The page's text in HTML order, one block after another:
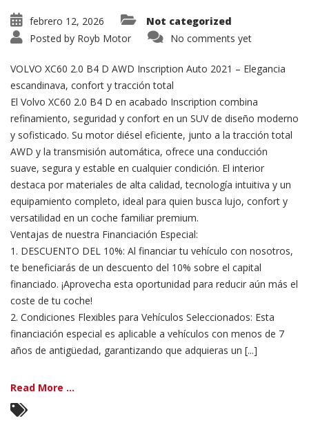
febrero 12, 2026
Not categorized
Posted by Royb Motor No comments yet
VOLVO XC60 2.0 B4 D AWD Inscription Auto 2021 – Elegancia
escandinava, confort y tracción total
El Volvo XC60 2.0 B4 D en acabado Inscription combina
refinamiento, seguridad y confort en un SUV de diseño moderno
y sofisticado. Su motor diésel eficiente, junto a la tracción total
AWD y la transmisión automática, ofrece una conducción
suave, segura y estable en cualquier condición. El interior
destaca por materiales de alta calidad, tecnología intuitiva y un
equipamiento completo, ideal para quien busca lujo, confort y
versatilidad en un coche familiar premium.
Ventajas de nuestra Financiación Especial:
1. DESCUENTO DEL 10%: Al financiar tu vehículo con nosotros,
te beneficiarás de un descuento del 10% sobre el capital
financiado. ¡Aprovecha esta oportunidad para reducir aún más el
coste de tu coche!
2. Condiciones Flexibles para Vehículos Seleccionados: Esta
financiación especial es aplicable a vehículos con menos de 7
años de antigüedad, garantizando que adquieras un [...]
Read More ...